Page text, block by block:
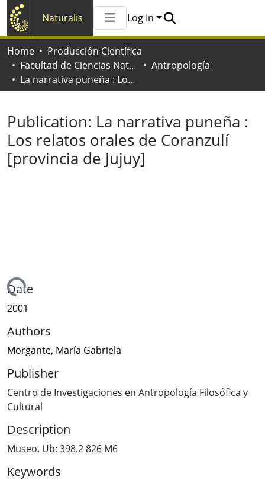
Naturalis
All of Naturalis
Log In
Home
Producción Científica
Facultad de Ciencias Naturales y Museo
Antropología
La narrativa puneña : Los relatos orales de Coranzulí [provincia de Jujuy]
Publication: La narrativa puneña :
Los relatos orales de Coranzulí
[provincia de Jujuy]
Loading...
Date
2001
Authors
Morgante, María Gabriela
Publisher
Centro de Investigaciones en Antropología Filosófica y
Cultural
Description
Museo. Ub: 398.2 826 M6
Keywords